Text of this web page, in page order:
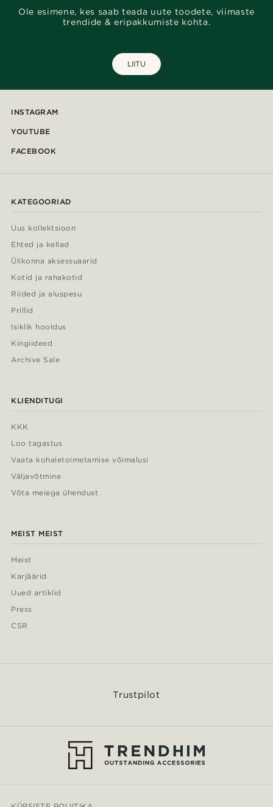
Ole esimene, kes saab teada uute toodete, viimaste
trendide & eripakkumiste kohta.
LIITU
INSTAGRAM
YOUTUBE
FACEBOOK
KATEGOORIAD
Uus kollektsioon
Ehted ja kellad
Ülikonna aksessuaarid
Kotid ja rahakotid
Riided ja aluspesu
Prillid
Isiklik hooldus
Kingiideed
Archive Sale
KLIENDITUGI
KKK
Loo tagastus
Vaata kohaletoimetamise võimalusi
Väljavõtmine
Võta meiega ühendust
MEIST MEIST
Meist
Karjäärid
Uued artiklid
Press
CSR
Trustpilot